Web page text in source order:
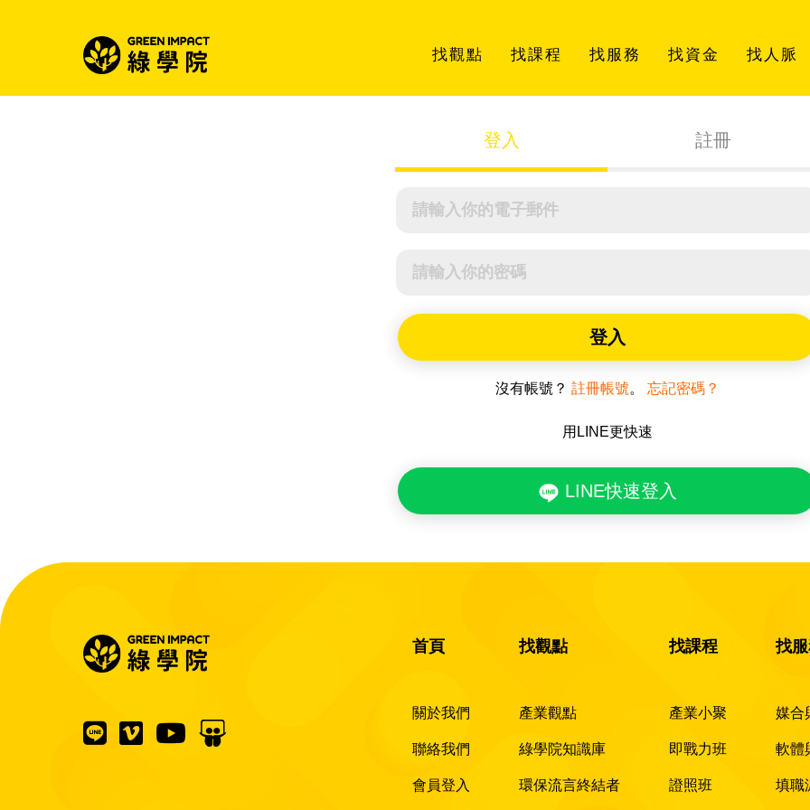
找觀點 找課程 找服務 找資金 找人脈
登入 註冊
登入
沒有帳號？ 註冊帳號。 忘記密碼？
用LINE更快速
LINE快速登入
首頁
關於我們
聯絡我們
會員登入
找觀點
產業觀點
綠學院知識庫
環保流言終結者
找課程
產業小聚
即戰力班
證照班
找
媒合
軟體
填職